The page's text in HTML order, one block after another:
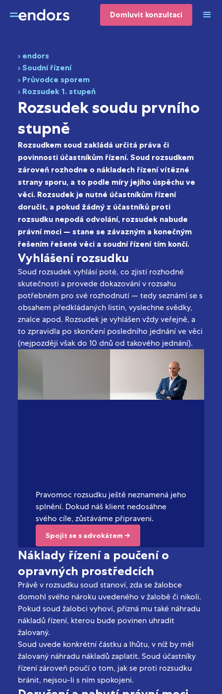
Domluvit konzultaci
› endors
› Soudní řízení
› Průvodce sporem
› Rozsudek 1. stupeň
Rozsudek soudu prvního
stupně
Rozsudkem soud zakládá určitá práva či
povinnosti účastníkům řízení. Soud rozsudkem
zároveň rozhodne o nákladech řízení vítězné
strany sporu, a to podle míry jejího úspěchu ve
věci. Rozsudek je nutné účastníkům řízení
doručit, a pokud žádný z účastníků proti
rozsudku nepodá odvolání, rozsudek nabude
právní moci — stane se závazným a konečným
řešením řešené věci a soudní řízení tím končí.
Vyhlášení rozsudku
Soud rozsudek vyhlásí poté, co zjistí rozhodné
skutečnosti a provede dokazování v rozsahu
potřebném pro své rozhodnutí — tedy seznámí se s
obsahem předkládaných listin, vyslechne svědky,
znalce apod. Rozsudek je vyhlášen vždy veřejně, a
to zpravidla po skončení posledního jednání ve věci
(nejpozději však do 10 dnů od takového jednání).
Pravomoc rozsudku ještě neznamená jeho
splnění. Dokud náš klient nedosáhne
svého cíle, zůstáváme připraveni.
Spojit se s advokátem →
Náklady řízení a poučení o
opravných prostředcích
Právě v rozsudku soud stanoví, zda se žalobce
domohl svého nároku uvedeného v žalobě či nikoli.
Pokud soud žalobci vyhoví, přizná mu také náhradu
nákladů řízení, kterou bude povinen uhradit
žalovaný.
Soud uvede konkrétní částku a lhůtu, v níž by měl
žalovaný náhradu nákladů zaplatit. Soud účastníky
řízení zároveň poučí o tom, jak se proti rozsudku
bránit, nejsou-li s ním spokojeni.